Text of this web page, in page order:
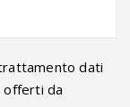
dati
offerti da